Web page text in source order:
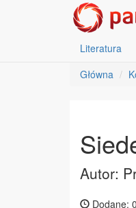
Literatura
Główna
Autor:
Dodane: